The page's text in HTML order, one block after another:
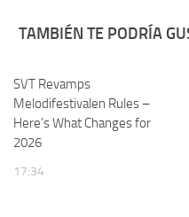
TAMBIÉN TE PODRÍA
SVT Revamps
Melodifestivalen Rules –
Here’s What Changes for
2026
17:34